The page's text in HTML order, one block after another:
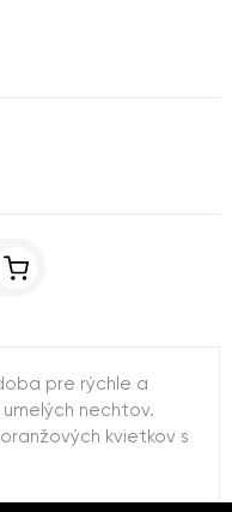
pre rýchle a
nechtov.
kvietkov s